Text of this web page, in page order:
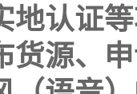
地认证
货源、